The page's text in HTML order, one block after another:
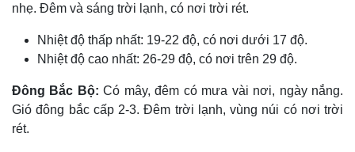
nhẹ. Đêm và sáng trời lạnh, có nơi trời rét.
Nhiệt độ thấp nhất: 19-22 độ, có nơi dưới 17 độ.
Nhiệt độ cao nhất: 26-29 độ, có nơi trên 29 độ.
Đông Bắc Bộ: Có mây, đêm có mưa vài nơi, ngày nắng.
Gió đông bắc cấp 2-3. Đêm trời lạnh, vùng núi có nơi trời
rét.